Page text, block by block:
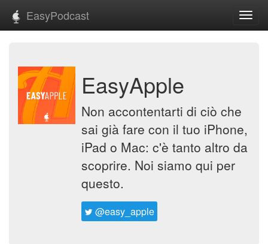
EasyPodcast
EasyApple
Non accontentarti di ciò che
sai già fare con il tuo iPhone,
iPad o Mac: c'è tanto altro da
scoprire. Noi siamo qui per
questo.
@easy_apple